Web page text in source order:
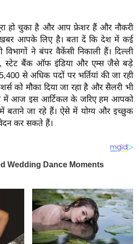
हो चुका है और आप फ्रेशर हैं और नौकरी
आपके लिए है। बता दें कि देश में कई
विभागों ने बंपर वैकेंसी निकाली हैं। दिल्ली
स्टेट बैंक ऑफ इंडिया और एम्स जैसे बड़े
से अधिक पदों पर भर्तियां की जा रही
को मौका दिया जा रहा है और सैलरी भी
में आज इस आर्टिकल के जरिए हम आपको
बताने जा रहे हैं। ऐसे में योग्य और इच्छुक
कर सकते हैं।